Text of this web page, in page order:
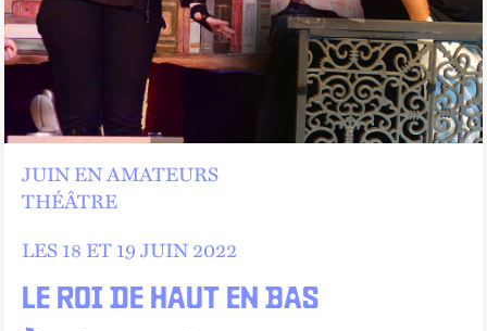
LE ROI DE HAUT EN BAS
JUIN EN AMATEURS
THÉÂTRE
LES 18 ET19 JUIN 2022